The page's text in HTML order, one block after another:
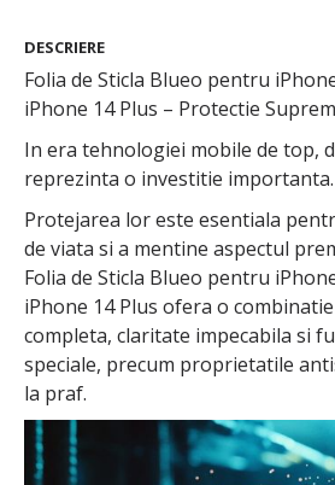
DESCRIERE
Folia de Sticla Blueo pentru
iPhone 14 Plus – Protectie
In era tehnologiei mobile de top,
reprezinta o investitie importanta.
Protejarea lor este esentiala
de viata si a mentine aspectul
Folia de Sticla Blueo pentru
iPhone 14 Plus ofera o
completa, claritate impecabila si
speciale, precum proprietatile
la praf.